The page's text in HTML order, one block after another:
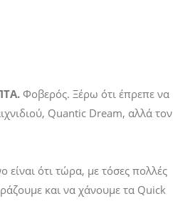
Φοβερός. Ξέρω ότι έπρεπε να
Quantic Dream, αλλά τον
είναι ότι τώρα, με τόσες πολλές
και να χάνουμε τα Quick